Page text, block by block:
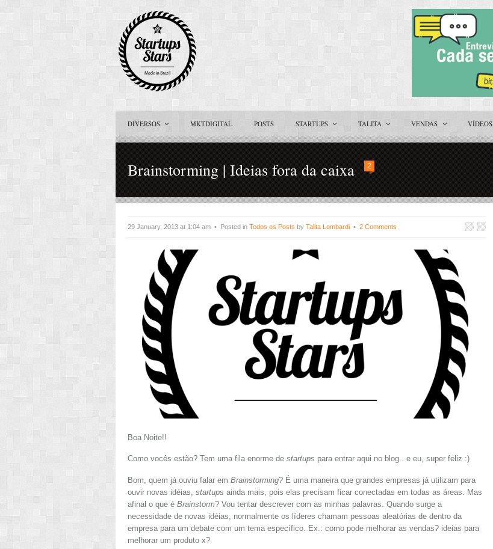
DIVERSOS MKTDIGITAL POSTS STARTUPS TALITA VENDAS VÍDEOS
Brainstorming | Ideias fora da caixa 2
29 January, 2013 at 1:04 am • Posted in Todos os Posts by Talita Lombardi • 2 Comments
Boa Noite!!
Como vocês estão? Tem uma fila enorme de startups para entrar aqui no blog.. e eu, super feliz :)
Bom, quem já ouviu falar em Brainstorming? É uma maneira que grandes empresas já utilizam para
ouvir novas idéias, startups ainda mais, pois elas precisam ficar conectadas em todas as áreas. Mas
afinal o que é Brainstorm? Vou tentar descrever com as minhas palavras. Quando surge a
necessidade de novas idéias, normalmente os líderes chamam pessoas aleatórias de dentro da
empresa para um debate com um tema específico. Ex.: como pode melhorar as vendas? ideias para
melhorar um produto x?